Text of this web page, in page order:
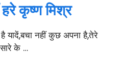
कृष्ण मिश्र
यादें,बचा नहीं कुछ अपना है,तेरे
के …